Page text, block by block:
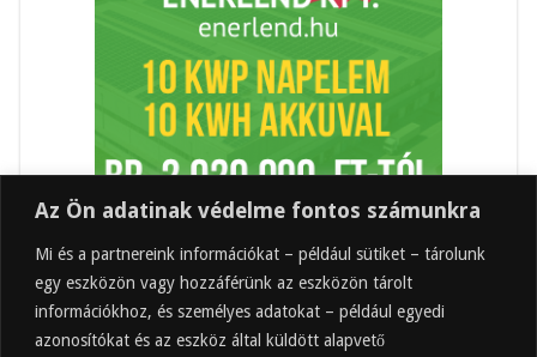
Az Ön adatinak védelme fontos számunkra
Mi és a partnereink információkat – például sütiket – tárolunk
egy eszközön vagy hozzáférünk az eszközön tárolt
információkhoz, és személyes adatokat – például egyedi
azonosítókat és az eszköz által küldött alapvető